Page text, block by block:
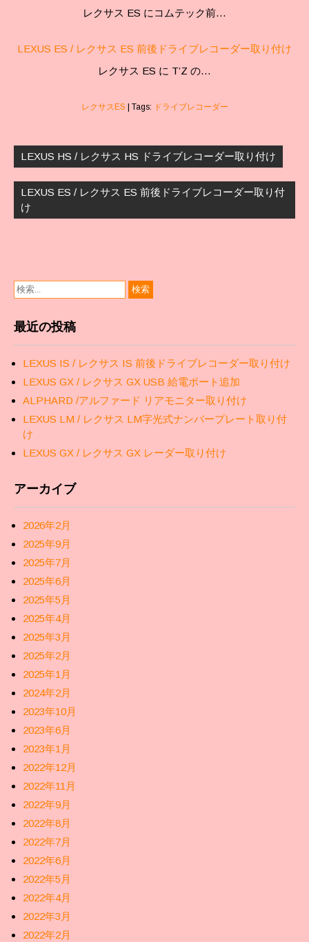
レクサス ES にコムテック前…
LEXUS ES / レクサス ES 前後ドライブレコーダー取り付け
レクサス ES に T’Z の…
レクサスES | Tags: ドライブレコーダー
稿
ナ
ビ
ゲ
ー
LEXUS HS / レクサス HS ドライブレコーダー取り付け
LEXUS ES / レクサス ES 前後ドライブレコーダー取り付
け
最近の投稿
LEXUS IS / レクサス IS 前後ドライブレコーダー取り付け
LEXUS GX / レクサス GX USB 給電ポート追加
ALPHARD /アルファード リアモニター取り付け
LEXUS LM / レクサス LM字光式ナンバープレート取り付
け
LEXUS GX / レクサス GX レーダー取り付け
アーカイブ
2026年2月
2025年9月
2025年7月
2025年6月
2025年5月
2025年4月
2025年3月
2025年2月
2025年1月
2024年2月
2023年10月
2023年6月
2023年1月
2022年12月
2022年11月
2022年9月
2022年8月
2022年7月
2022年6月
2022年5月
2022年4月
2022年3月
2022年2月